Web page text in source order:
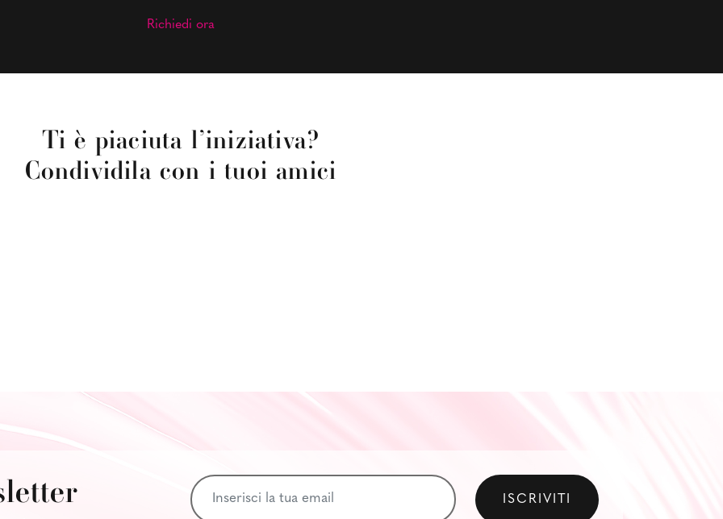
Richiedi ora
Ti è piaciuta l’iniziativa?
Condividila con i tuoi amici